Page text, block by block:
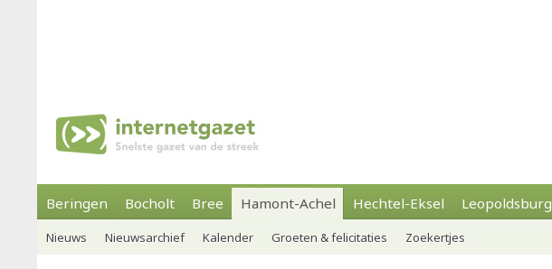
Beringen Bocholt Bree Hamont-Achel Hechtel-Eksel Leopoldsburg
Nieuws Nieuwsarchief Kalender Groeten & felicitaties Zoekertjes